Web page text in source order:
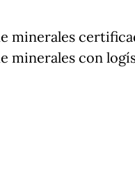
minerales
minerales con